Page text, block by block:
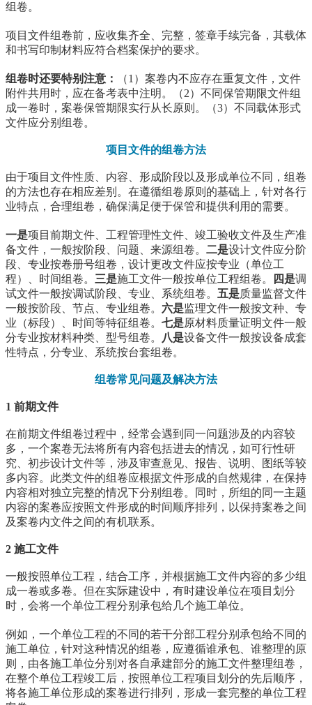
组卷。
项目文件组卷前，应收集齐全、完整，签章手续完备，其载体
和书写印制材料应符合档案保护的要求。
组卷时还要特别注意：
（1）案卷内不应存在重复文件，文件
附件共用时，应在备考表中注明。（2）不同保管期限文件组
成一卷时，案卷保管期限实行从长原则。（3）不同载体形式
文件应分别组卷。
项目文件的组卷方法
由于项目文件性质、内容、形成阶段以及形成单位不同，组卷
的方法也存在相应差别。在遵循组卷原则的基础上，针对各行
业特点，合理组卷，确保满足便于保管和提供利用的需要。
一是项目前期文件、工程管理性文件、竣工验收文件及生产准
备文件，一般按阶段、问题、来源组卷。 二是设计文件应分阶
段、专业按卷册号组卷，设计更改文件应按专业（单位工
程）、时间组卷。 三是施工文件一般按单位工程组卷。 四是调
试文件一般按调试阶段、专业、系统组卷。 五是质量监督文件
一般按阶段、节点、专业组卷。 六是监理文件一般按文种、专
业（标段）、时间等特征组卷。 七是原材料质量证明文件一般
分专业按材料种类、型号组卷。
八是设备文件一般按设备成套
性特点，分专业、系统按台套组卷。
组卷常见问题及解决方法
1 前期文件
在前期文件组卷过程中，经常会遇到同一问题涉及的内容较
多，一个案卷无法将所有内容包括进去的情况，如可行性研
究、初步设计文件等，涉及审查意见、报告、说明、图纸等较
多内容。此类文件的组卷应根据文件形成的自然规律，在保持
内容相对独立完整的情况下分别组卷。同时，所组的同一主题
内容的案卷应按照文件形成的时间顺序排列，以保持案卷之间
及案卷内文件之间的有机联系。
2 施工文件
一般按照单位工程，结合工序，并根据施工文件内容的多少组
成一卷或多卷。但在实际建设中，有时建设单位在项目划分
时，会将一个单位工程分别承包给几个施工单位。
例如，一个单位工程的不同的若干分部工程分别承包给不同的
施工单位，针对这种情况的组卷，应遵循谁承包、谁整理的原
则，由各施工单位分别对各自承建部分的施工文件整理组卷，
在整个单位工程竣工后，按照单位工程项目划分的先后顺序，
将各施工单位形成的案卷进行排列，形成一套完整的单位工程